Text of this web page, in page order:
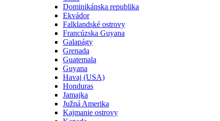
Dominikánska republika
Ekvádor
Falklandské ostrovy
Francúzska Guyana
Galapágy
Grenada
Guatemala
Guyana
Havaj (USA)
Honduras
Jamajka
Južná Amerika
Kajmanie ostrovy